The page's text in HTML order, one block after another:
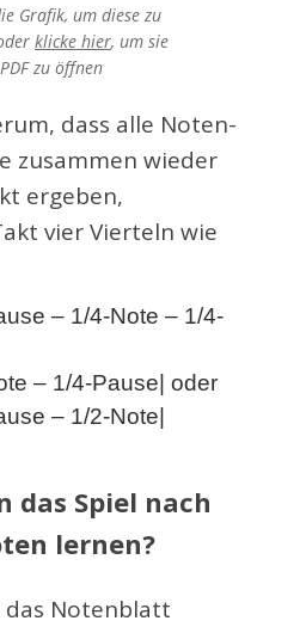
Grafik, um diese zu
klicke hier, um sie
zu öffnen
dass alle Noten-
zusammen wieder
ergeben,
vier Vierteln wie
– 1/4-Note – 1/4-
– 1/4-Pause| oder
– 1/2-Note|
das Spiel nach
lernen?
das Notenblatt